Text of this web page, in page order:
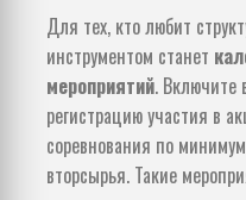
Для тех, кто любит
инструментом станет
мероприятий. Включите
регистрацию участия в
соревнования по
вторсырья. Такие